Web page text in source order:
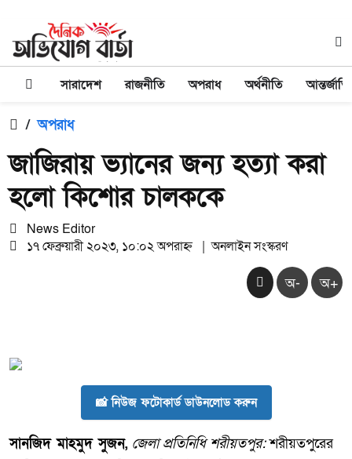
সারাদেশ রাজনীতি অপরাধ অর্থনীতি
/ অপরাধ
জাজিরায় ভ্যানের জন্য হত্যা করা
হলো কিশোর চালককে
News Editor
১৭ ফেব্রুয়ারী ২০২৩, ১০:০২ অপরাহ্ন | অনলাইন সংস্করণ
অ- অ+
📸 নিউজ ফটোকার্ড ডাউনলোড করুন
সানজিদ মাহমুদ সুজন, জেলা প্রতিনিধি শরীয়তপুর:শরীয়তপুরের